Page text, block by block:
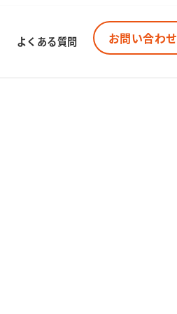
よくある質問 お問い合わせ